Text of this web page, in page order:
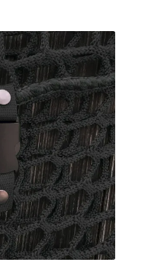
varianter.
Mulighederne
kan
vælges
på
varesiden